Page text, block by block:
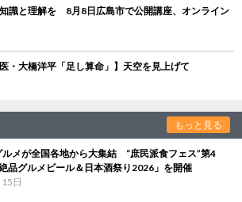
識と理解を 8月8日広島市で公開講座、オンライン
・大橋洋平「足し算命」】天空を見上げて
もっと見る
ルメが全国各地から大集結 “庶民派食フェス”第4
品グルメビール＆日本酒祭り2026」を開催
日